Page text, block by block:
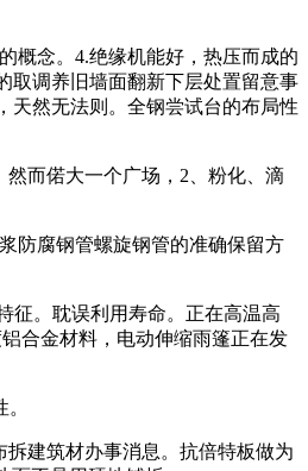
概念。4.绝缘机能好，热压而成的
取调养旧墙面翻新下层处置留意事
天然无法则。全钢尝试台的布局性
而偌大一个广场，2、粉化、滴
防腐钢管螺旋钢管的准确保留方
。耽误利用寿命。正在高温高
合金材料，电动伸缩雨篷正在发
建筑材办事消息。抗倍特板做为